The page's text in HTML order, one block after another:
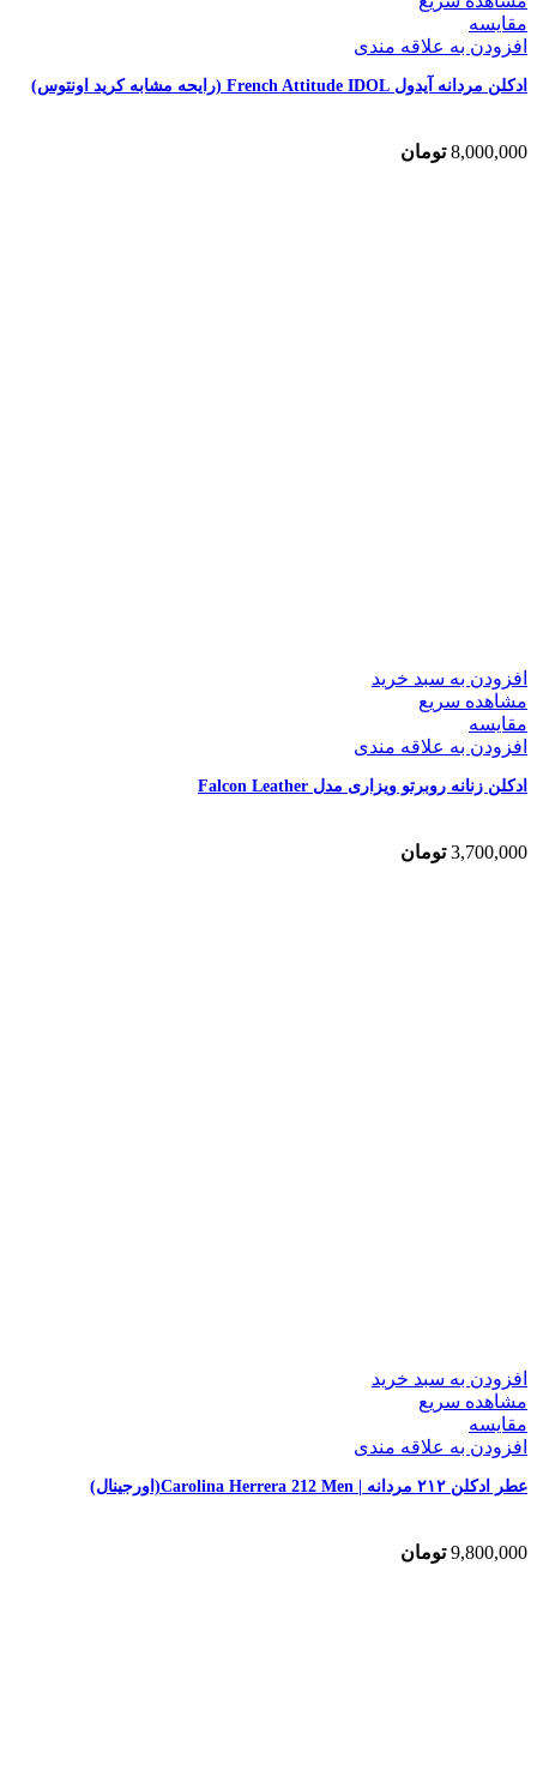
مقایسه
افزودن به علاقه مندی
ادکلن مردانه آیدول French Attitude IDOL (رایحه مشابه کرید اونتوس)
8,000,000 تومان
افزودن به سبد خرید
مشاهده سریع
مقایسه
افزودن به علاقه مندی
ادکلن زنانه روبرتو ویزاری مدل Falcon Leather
3,700,000 تومان
افزودن به سبد خرید
مشاهده سریع
مقایسه
افزودن به علاقه مندی
عطر ادکلن ۲۱۲ مردانه | Carolina Herrera 212 Men(اورجینال)
9,800,000 تومان